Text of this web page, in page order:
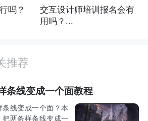
吗？
交互设计师培训报名会有
用吗？...
推荐
条线变成一个面教程
线变成一个面？本
两条样条线变成一